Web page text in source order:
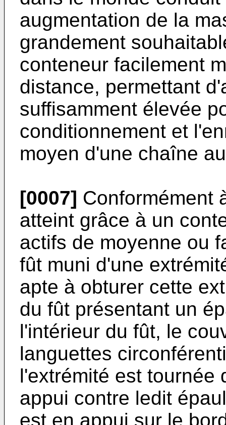
augmentation de la
grandement
conteneur facilement
distance, permettant
suffisamment élevée
conditionnement et
moyen d'une chaîne
[0007] Conformément
atteint grâce à un
actifs de moyenne ou
fût muni d'une
apte à obturer cette
du fût présentant un
l'intérieur du fût, le
languettes
l'extrémité est tournée
appui contre ledit
est en appui sur le